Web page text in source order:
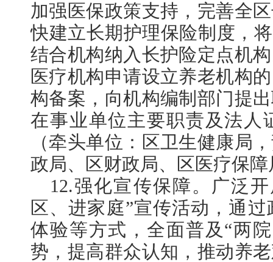
加强医保政策支持，完善全
快建立长期护理保险制度，
结合机构纳入长护险定点机
医疗机构申请设立养老机构
构备案，向机构编制部门提
在事业单位主要职责及法人
（牵头单位：区卫生健康局
政局、区财政局、区医疗保
12.强化宣传保障。广泛
区、进家庭”宣传活动，通
体验等方式，全面普及“两
势，提高群众认知，推动养